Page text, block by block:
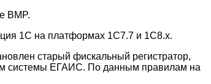
BMP.
1С на платформах 1С7.7 и 1С8.x.
старый фискальный регистратор,
системы ЕГАИС. По данным правилам на